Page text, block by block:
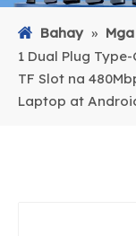
Bahay »
1 Dual Plug
TF Slot na
Laptop at